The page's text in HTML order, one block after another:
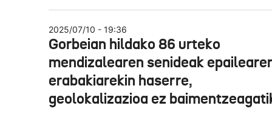
2025/07/10 - 19:36
Gorbeian hildako 86 urteko
mendizalearen senideak
erabakiarekin haserre,
geolokalizazioa ez